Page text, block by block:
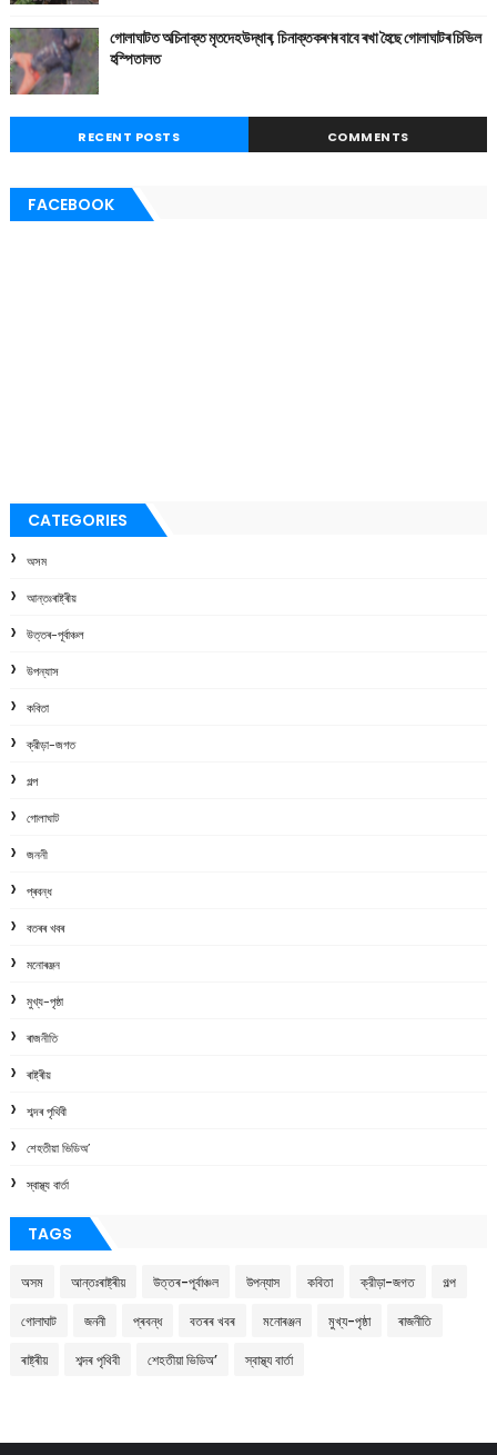
গোলাঘাটত অচিনাক্ত মৃতদেহ উদ্ধাৰ, চিনাক্তকৰণৰ বাবে ৰখা হৈছে গোলাঘাটৰ চিভিল
হস্পিতালত
RECENT POSTS COMMENTS
FACEBOOK
CATEGORIES
অসম
আন্তঃৰাষ্ট্ৰীয়
উত্তৰ-পূৰ্বাঞ্চল
উপন্যাস
কবিতা
ক্রীড়া-জগত
গল্প
গোলাঘাট
জননী
প্ৰবন্ধ
বতৰৰ খবৰ
মনোৰঞ্জন
মুখ্য-পৃষ্ঠা
ৰাজনীতি
ৰাষ্ট্ৰীয়
শব্দৰ পৃথিবী
শেহতীয়া ভিডিঅ’
স্বাস্থ্য বাৰ্তা
TAGS
অসম আন্তঃৰাষ্ট্ৰীয় উত্তৰ-পূৰ্বাঞ্চল উপন্যাস কবিতা ক্রীড়া-জগত গল্প
গোলাঘাট জননী প্ৰবন্ধ বতৰৰ খবৰ মনোৰঞ্জন মুখ্য-পৃষ্ঠা ৰাজনীতি
ৰাষ্ট্ৰীয় শব্দৰ পৃথিবী শেহতীয়া ভিডিঅ’ স্বাস্থ্য বাৰ্তা